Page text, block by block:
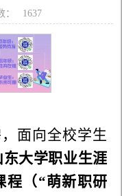
： 1637
面向全校学生
大学职业生涯
程（“萌新职研